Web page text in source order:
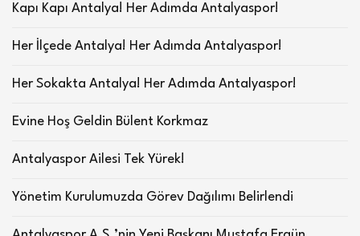
Kapı Kapı Antalya! Her Adımda Antalyaspor!
Her İlçede Antalya! Her Adımda Antalyaspor!
Her Sokakta Antalya! Her Adımda Antalyaspor!
Evine Hoş Geldin Bülent Korkmaz
Antalyaspor Ailesi Tek Yürek!
Yönetim Kurulumuzda Görev Dağılımı Belirlendi